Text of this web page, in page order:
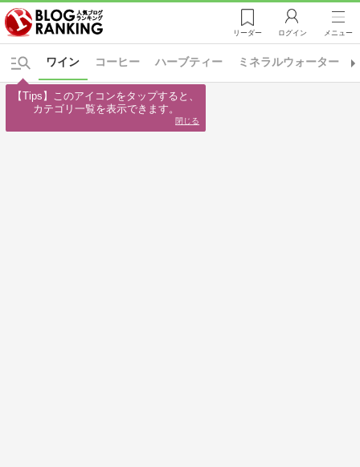
リーダー ログイン メニュー
コーヒー ハーブティー ミネラルウォーター
ワイン
【Tips】このアイコンをタップすると、
カテゴリ一覧を表示できます。
閉じる